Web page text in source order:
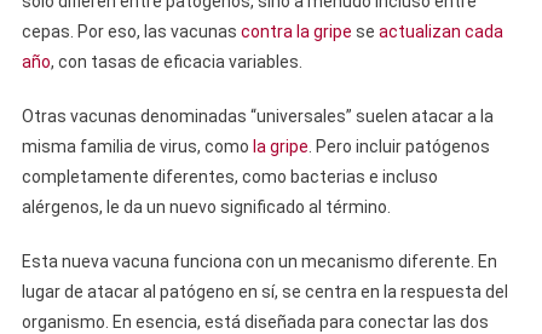
cepas. Por eso, las vacunas contra la gripe se actualizan cada
año, con tasas de eficacia variables.
Otras vacunas denominadas “universales” suelen atacar a la
misma familia de virus, como la gripe. Pero incluir patógenos
completamente diferentes, como bacterias e incluso
alérgenos, le da un nuevo significado al término.
Esta nueva vacuna funciona con un mecanismo diferente. En
lugar de atacar al patógeno en sí, se centra en la respuesta del
organismo. En esencia, está diseñada para conectar las dos